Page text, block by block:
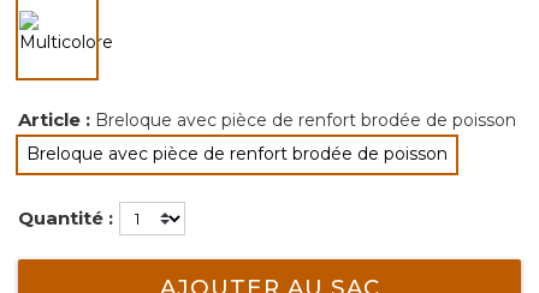
Article : Breloque avec pièce de renfort brodée de poisson
Breloque avec pièce de renfort brodée de poisson
sélectionné
Quantité :